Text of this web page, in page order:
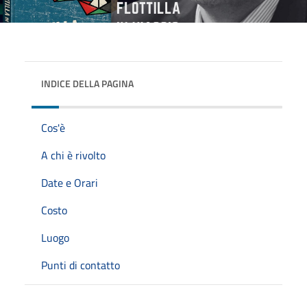
INDICE DELLA PAGINA
Cos'è
A chi è rivolto
Date e Orari
Costo
Luogo
Punti di contatto